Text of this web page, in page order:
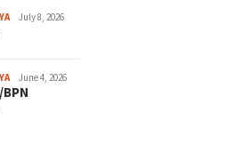
July 8, 2026
June 4, 2026